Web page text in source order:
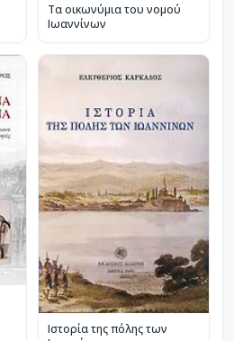
Τα οικωνύμια του νομού
Ιωαννίνων
Ιστορία της πόλης των